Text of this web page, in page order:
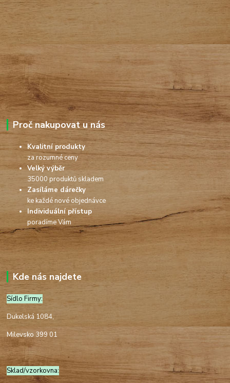
Proč nakupovat u nás
Kvalitní produkty
za rozumné ceny
Velký výběr
35000 produktů skladem
Zasíláme dárečky
ke každé nové objednávce
Individuální přístup
poradíme Vám
Kde nás najdete
Sídlo Firmy:
Dukelská 1084,
Milevsko 399 01
Sklad/vzorkovna: